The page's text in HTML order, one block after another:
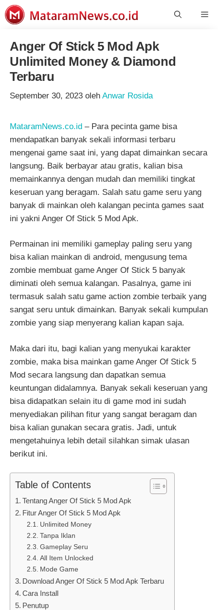
Langsung
ke
Anger Of Stick 5 Mod Apk
Unlimited Money & Diamond
Terbaru
September 30, 2023 oleh Anwar Rosida
MataramNews.co.id – Para pecinta game bisa
mendapatkan banyak sekali informasi terbaru
mengenai game saat ini, yang dapat dimainkan secara
langsung. Baik berbayar atau gratis, kalian bisa
memainkannya dengan mudah dan memiliki tingkat
keseruan yang beragam. Salah satu game seru yang
banyak di mainkan oleh kalangan pecinta games saat
ini yakni Anger Of Stick 5 Mod Apk.
Permainan ini memiliki gameplay paling seru yang
bisa kalian mainkan di android, mengusung tema
zombie membuat game Anger Of Stick 5 banyak
diminati oleh semua kalangan. Pasalnya, game ini
termasuk salah satu game action zombie terbaik yang
sangat seru untuk dimainkan. Banyak sekali kumpulan
zombie yang siap menyerang kalian kapan saja.
Maka dari itu, bagi kalian yang menyukai karakter
zombie, maka bisa mainkan game Anger Of Stick 5
Mod secara langsung dan dapatkan semua
keuntungan didalamnya. Banyak sekali keseruan yang
bisa didapatkan selain itu di game mod ini sudah
menyediakan pilihan fitur yang sangat beragam dan
bisa kalian gunakan secara gratis. Jadi, untuk
mengetahuinya lebih detail silahkan simak ulasan
berikut ini.
Table of Contents
Tentang Anger Of Stick 5 Mod Apk
Fitur Anger Of Stick 5 Mod Apk
Unlimited Money
Tanpa Iklan
Gameplay Seru
All Item Unlocked
Mode Game
Download Anger Of Stick 5 Mod Apk Terbaru
Cara Install
Penutup